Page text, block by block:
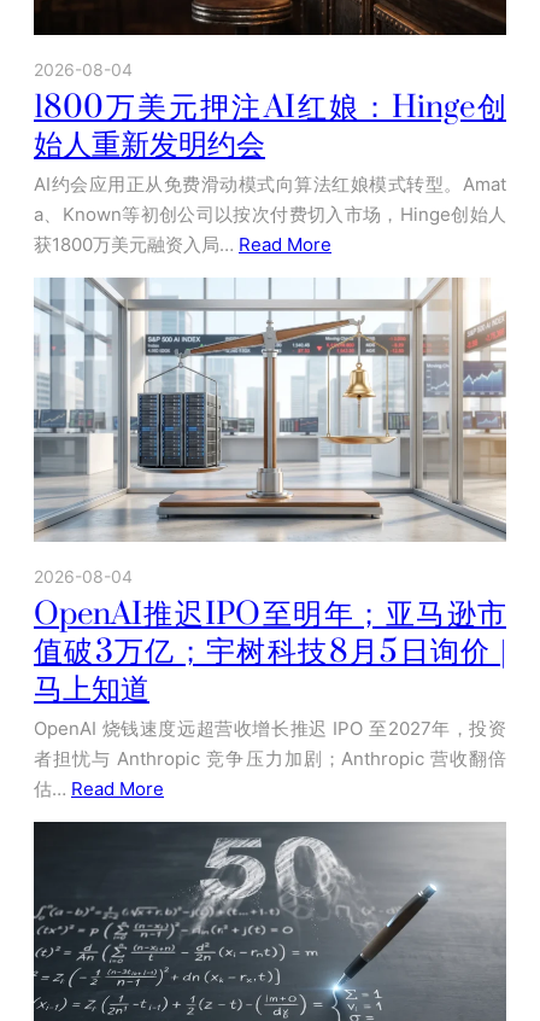
2026-08-04
1800万美元押注AI红娘：Hinge创
始人重新发明约会
AI约会应用正从免费滑动模式向算法红娘模式转型。Amat
a、Known等初创公司以按次付费切入市场，Hinge创始人
获1800万美元融资入局… Read More
2026-08-04
OpenAI推迟IPO至明年；亚马逊市
值破3万亿；宇树科技8月5日询价 |
马上知道
OpenAI 烧钱速度远超营收增长推迟 IPO 至2027年，投资
者担忧与 Anthropic 竞争压力加剧；Anthropic 营收翻倍
估… Read More